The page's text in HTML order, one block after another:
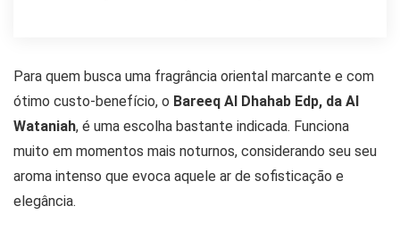
Para quem busca uma fragrância oriental marcante e com
ótimo custo-benefício, o Bareeq Al Dhahab Edp, da Al
Wataniah, é uma escolha bastante indicada. Funciona
muito em momentos mais noturnos, considerando seu seu
aroma intenso que evoca aquele ar de sofisticação e
elegância.